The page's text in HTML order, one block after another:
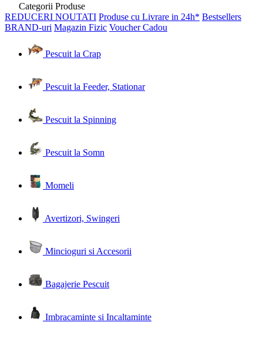
Categorii Produse
REDUCERI NOUTATI Produse cu Livrare in 24h* Bestsellers
BRAND-uri Magazin Fizic Voucher Cadou
Pescuit la Crap
Pescuit la Feeder, Stationar
Pescuit la Spinning
Pescuit la Somn
Momeli
Avertizori, Swingeri
Mincioguri si Accesorii
Bagajerie Pescuit
Imbracaminte si Incaltaminte